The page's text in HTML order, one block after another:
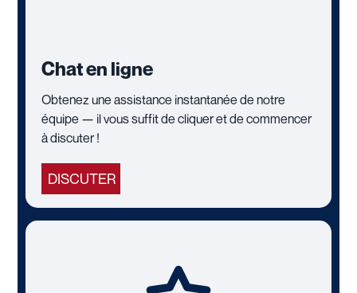
Chat en ligne
Obtenez une assistance instantanée de notre
équipe — il vous suffit de cliquer et de commencer
à discuter !
DISCUTER